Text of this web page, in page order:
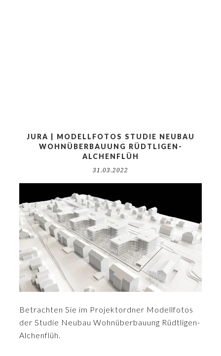
JURA | MODELLFOTOS STUDIE NEUBAU
WOHNÜBERBAUUNG RÜDTLIGEN-
ALCHENFLÜH
31.03.2022
Betrachten Sie im Projektordner Modellfotos
der Studie Neubau Wohnüberbauung Rüdtligen-
Alchenflüh.